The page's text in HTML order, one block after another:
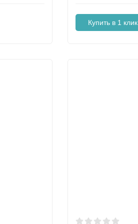
Купить в 1 клик